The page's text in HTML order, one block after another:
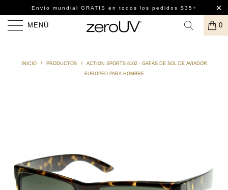
Envío mundial GRATIS en todos los pedidos $35+
MENÚ 0
INICIO / PRODUCTOS /
ACTION SPORTS 8102 - GAFAS DE SOL DE AVIADOR
EUROPEO PARA HOMBRE